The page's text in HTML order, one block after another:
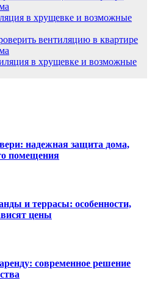
в хрущевке и возможные
вентиляцию в квартире
в хрущевке и возможные
надежная защита дома,
помещения
и террасы: особенности,
цены
современное решение